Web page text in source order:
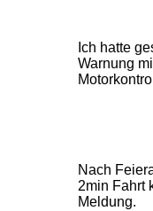
Ich hatte
Warnung
Nach
2min Fahrt
Meldung.